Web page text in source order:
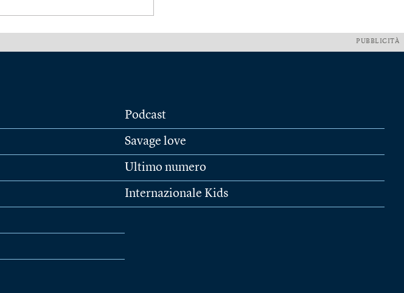
PUBBLICITÀ
Podcast
Savage love
Ultimo numero
Internazionale Kids